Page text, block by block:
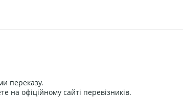
переказу.
на офіційному сайті перевізників.